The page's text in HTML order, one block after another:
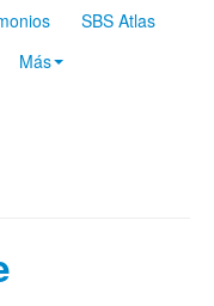
SBS Atlas
Más